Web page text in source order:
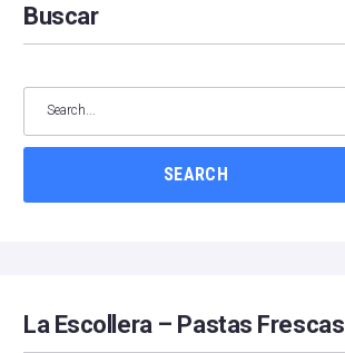
Buscar
SEARCH
La Escollera – Pastas Frescas